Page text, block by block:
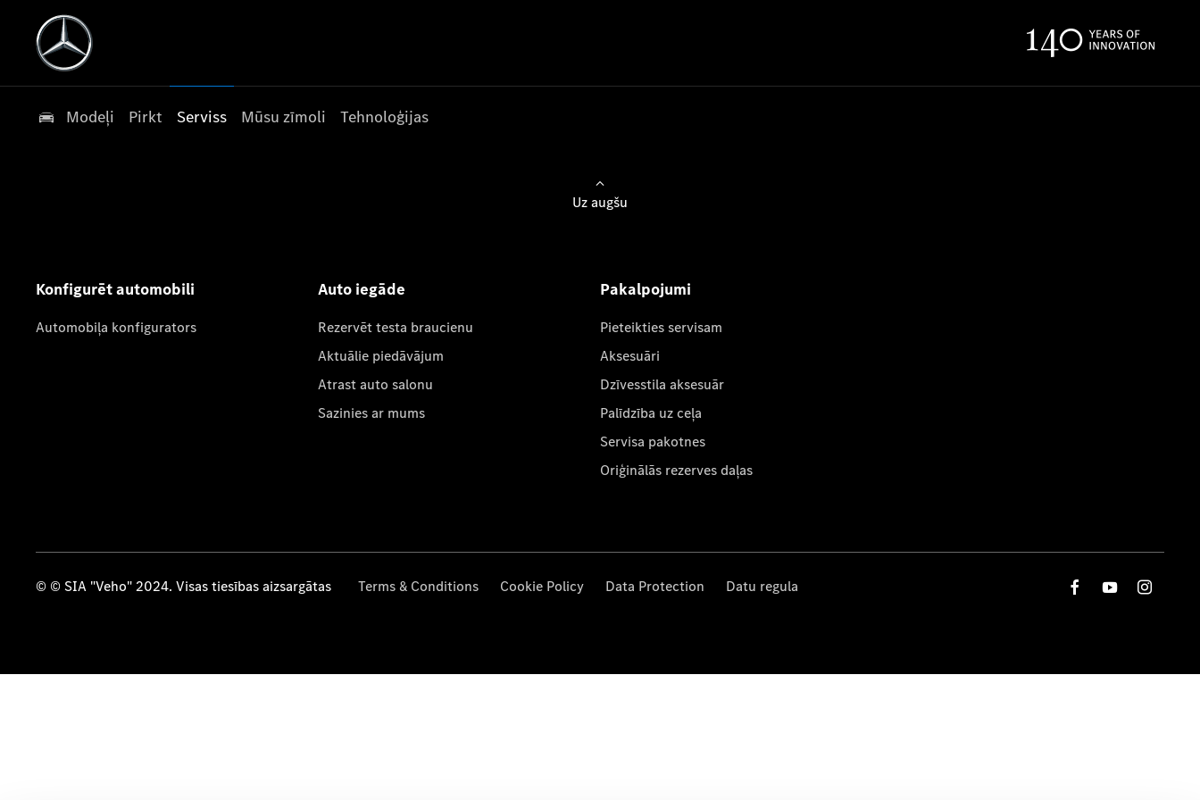
Modeļi Pirkt Serviss Mūsu zīmoli Tehnoloģijas
Uz augšu
Konfigurēt automobili
Automobiļa konfigurators
Auto iegāde
Rezervēt testa braucienu
Aktuālie piedāvājum
Atrast auto salonu
Sazinies ar mums
Pakalpojumi
Pieteikties servisam
Aksesuāri
Dzīvesstila aksesuār
Palīdzība uz ceļa
Servisa pakotnes
Oriģinālās rezerves daļas
© © SIA "Veho" 2024. Visas tiesības aizsargātas Terms & Conditions Cookie Policy Data Protection Datu regula